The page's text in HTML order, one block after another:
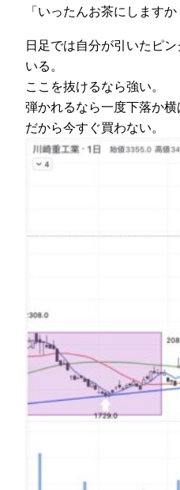
「いったんお茶にしますか
日足では自分が引いたピ
いる。
ここを抜けるなら強い。
弾かれるなら一度下落か横
だから今すぐ買わない。